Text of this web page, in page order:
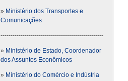
» Ministério dos Transportes e
Comunicações
---------------------------------------------------
» Ministério de Estado, Coordenador
dos Assuntos Econômicos
» Ministério do Comércio e Indústria